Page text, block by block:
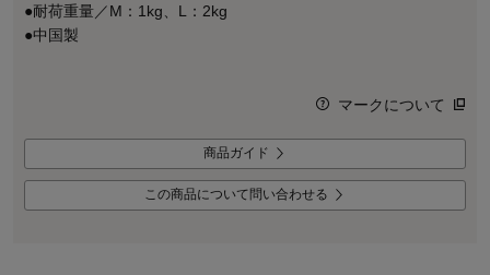
●耐荷重量／M：1kg、L：2kg
●中国製
マークについて
商品ガイド
この商品について問い合わせる